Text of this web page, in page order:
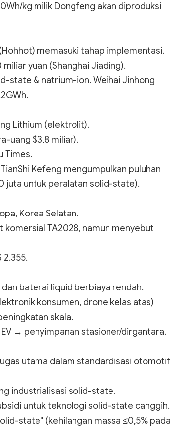
kg milik Dongfeng akan diproduksi
memasuki tahap implementasi.
yuan (Shanghai Jiading).
state & natrium-ion. Weihai Jinhong
Lithium (elektrolit).
uang $3,8 miliar).
Times.
Kefeng mengumpulkan puluhan
juta untuk peralatan solid-state).
Korea Selatan.
TA2028, namun menyebut
2.355.
baterai liquid berbiaya rendah.
konsumen, drone kelas atas)
skala.
→ penyimpanan stasioner/dirgantara.
utama dalam standardisasi otomotif
industrialisasi solid-state.
untuk teknologi solid-state canggih.
state" (kehilangan massa ≤0,5% pada